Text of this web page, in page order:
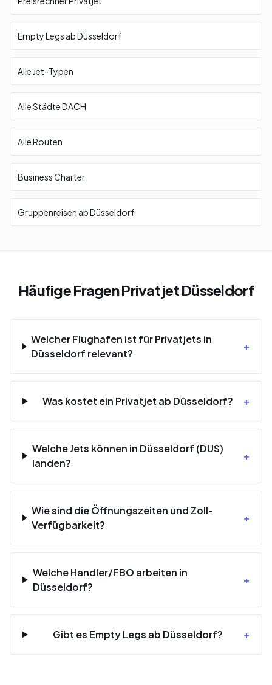
Empty Legs ab Düsseldorf
Alle Jet-Typen
Alle Städte DACH
Alle Routen
Business Charter
Gruppenreisen ab Düsseldorf
Häufige Fragen Privatjet Düsseldorf
Welcher Flughafen ist für Privatjets in
Düsseldorf relevant?
+
Was kostet ein Privatjet ab Düsseldorf? +
Welche Jets können in Düsseldorf (DUS)
landen?
+
Wie sind die Öffnungszeiten und Zoll-
Verfügbarkeit?
+
Welche Handler/FBO arbeiten in
Düsseldorf?
+
Gibt es Empty Legs ab Düsseldorf? +